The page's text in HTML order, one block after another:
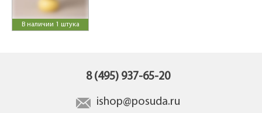
В наличии 1 штука
8 (495) 937-65-20
ishop@posuda.ru